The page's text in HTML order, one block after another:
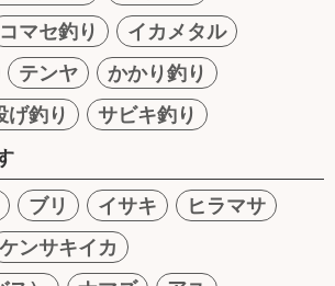
コマセ釣り
イカメタル
テンヤ
かかり釣り
げ釣り
サビキ釣り
ブリ イサキ
ヒラマサ
ケンサキイカ